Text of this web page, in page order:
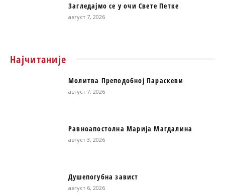
Загледајмо се у очи Свете Петке
август 7, 2026
Најчитаније
Молитва Преподобној Параскеви
август 7, 2026
Равноапостолна Марија Магдалина
август 3, 2026
Душепогубна завист
август 6, 2026